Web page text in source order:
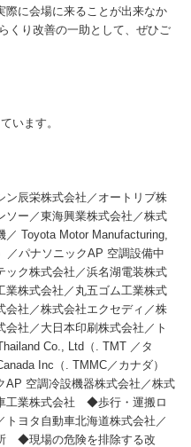
際に会場に来ることが出来なか
くり改善の一助として、ぜひご
います。
辰栄株式会社／オートリブ株
ソー／東海興業株式会社／株式
／ Toyota Motor Manufacturing,
／パナソニックAP 空調設備中
ック株式会社／浜名湖電装株式
業株式会社／丸五ゴム工業株式
社／株式会社エクセディ／株
社／大日本印刷株式会社／ト
Co., Ltd（. TMT ／タ
Inc（. TMMC／カナダ）
AP 空調冷設機器株式会社／株式
工業株式会社 ◆歩行・運搬ロ
トヨタ自動車北海道株式会社／
◆現場の危険を排除する改